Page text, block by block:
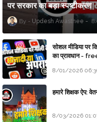
पर सरकार का बड़ा स्पष्टीकरण
Updesh Awasthee
सोशल मीडिया पर
का प्रावधान -
8/01/2026
हमारे शिक्षक ऐप:
8/03/2026